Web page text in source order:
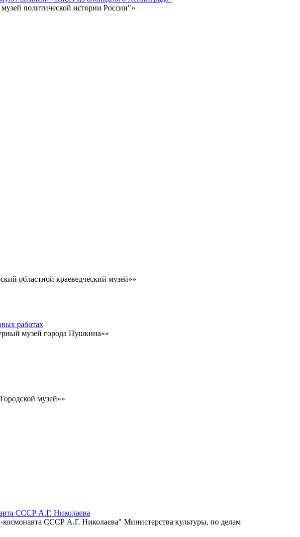
политической истории России"»
областной краеведческий музей»»
работах
музей города Пушкина»»
музей»»
СССР А.Г. Николаева
СССР А.Г. Николаева" Министерства культуры, по делам